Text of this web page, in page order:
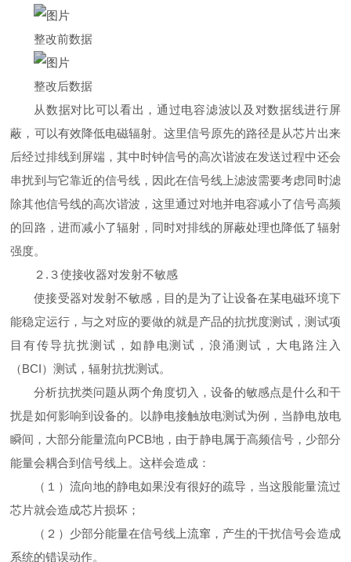
整改前数据
整改后数据
从数据对比可以看出，通过电容滤波以及对数据线进行屏
蔽，可以有效降低电磁辐射。这里信号原先的路径是从芯片出来
后经过排线到屏端，其中时钟信号的高次谐波在发送过程中还会
串扰到与它靠近的信号线，因此在信号线上滤波需要考虑同时滤
除其他信号线的高次谐波，这里通过对地并电容减小了信号高频
的回路，进而减小了辐射，同时对排线的屏蔽处理也降低了辐射
强度。
２.３使接收器对发射不敏感
使接受器对发射不敏感，目的是为了让设备在某电磁环境下
能稳定运行，与之对应的要做的就是产品的抗扰度测试，测试项
目有传导抗扰测试，如静电测试，浪涌测试，大电路注入
（BCI）测试，辐射抗扰测试。
分析抗扰类问题从两个角度切入，设备的敏感点是什么和干
扰是如何影响到设备的。以静电接触放电测试为例，当静电放电
瞬间，大部分能量流向PCB地，由于静电属于高频信号，少部分
能量会耦合到信号线上。这样会造成：
（１）流向地的静电如果没有很好的疏导，当这股能量流过
芯片就会造成芯片损坏；
（２）少部分能量在信号线上流窜，产生的干扰信号会造成
系统的错误动作。